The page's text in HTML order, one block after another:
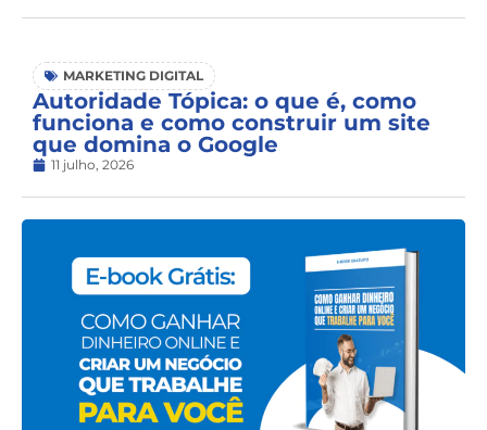
MARKETING DIGITAL
Autoridade Tópica: o que é, como
funciona e como construir um site
que domina o Google
11 julho, 2026